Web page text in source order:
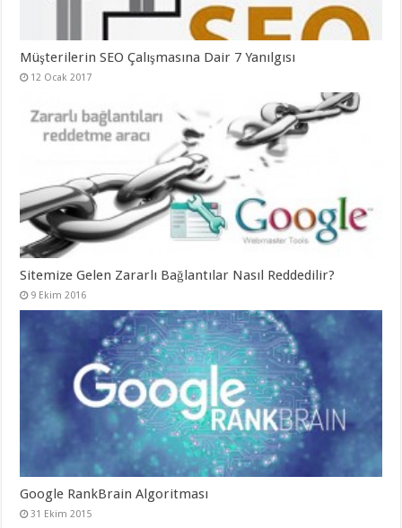
Müşterilerin SEO Çalışmasına Dair 7 Yanılgısı
12 Ocak 2017
Sitemize Gelen Zararlı Bağlantılar Nasıl Reddedilir?
9 Ekim 2016
Google RankBrain Algoritması
31 Ekim 2015